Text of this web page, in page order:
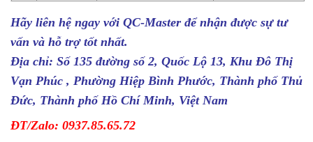
Hãy liên hệ ngay với QC-Master để nhận được sự tư
vấn và hỗ trợ tốt nhất.
Địa chỉ: Số 135 đường số 2, Quốc Lộ 13, Khu Đô Thị
Vạn Phúc , Phường Hiệp Bình Phước, Thành phố Thủ
Đức, Thành phố Hồ Chí Minh, Việt Nam
ĐT/Zalo: 0937.85.65.72